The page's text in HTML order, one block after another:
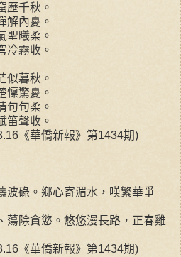
歷千秋。
解內憂。
聖曦柔。
冷霧收。
似暮秋。
懍驚憂。
句句柔。
笛聲收。
《華僑新報》第1434期)
波碌。鄉心寄湄水，嘆繁華爭
蕩除貪慾。悠悠漫長路，正春雞
《華僑新報》第1434期)